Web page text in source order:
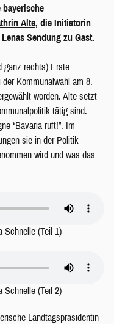
bayerische
Alte, die Initiatorin
Sendung zu Gast.
ganz rechts) Erste
Kommunalwahl am 8.
worden. Alte setzt
tätig sind.
“Bavaria ruft!”. Im
sie in der Politik
wird und was das
Schnelle (Teil 1)
Schnelle (Teil 2)
Landtagspräsidentin